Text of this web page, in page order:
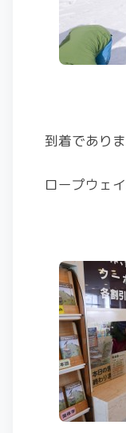
到着であり
ロープウェ